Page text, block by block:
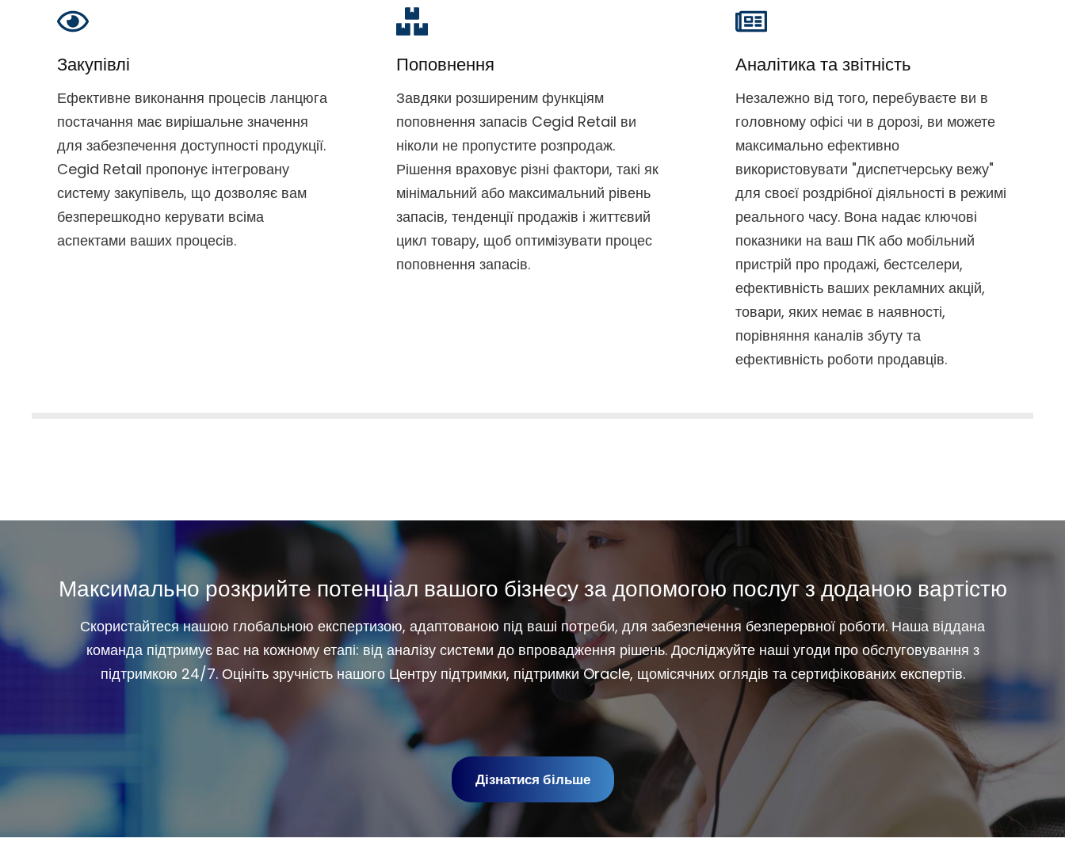
Закупівлі
Ефективне виконання процесів ланцюга
постачання має вирішальне значення
для забезпечення доступності продукції.
Cegid Retail пропонує інтегровану
систему закупівель, що дозволяє вам
безперешкодно керувати всіма
аспектами ваших процесів.
Поповнення
Завдяки розширеним функціям
поповнення запасів Cegid Retail ви
ніколи не пропустите розпродаж.
Рішення враховує різні фактори, такі як
мінімальний або максимальний рівень
запасів, тенденції продажів і життєвий
цикл товару, щоб оптимізувати процес
поповнення запасів.
Аналітика та звітність
Незалежно від того, перебуваєте ви в
головному офісі чи в дорозі, ви можете
максимально ефективно
використовувати "диспетчерську вежу"
для своєї роздрібної діяльності в режимі
реального часу. Вона надає ключові
показники на ваш ПК або мобільний
пристрій про продажі, бестселери,
ефективність ваших рекламних акцій,
товари, яких немає в наявності,
порівняння каналів збуту та
ефективність роботи продавців.
Максимально розкрийте потенціал вашого бізнесу за допомогою послуг з доданою вартістю
Скористайтеся нашою глобальною експертизою, адаптованою під ваші потреби, для забезпечення безперервної роботи. Наша віддана
команда підтримує вас на кожному етапі: від аналізу системи до впровадження рішень. Досліджуйте наші угоди про обслуговування з
підтримкою 24/7. Оцініть зручність нашого Центру підтримки, підтримки Oracle, щомісячних оглядів та сертифікованих експертів.
Дізнатися більше